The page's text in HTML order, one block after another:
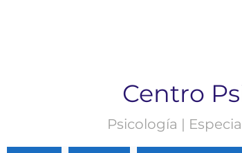
Centro
Psicología |